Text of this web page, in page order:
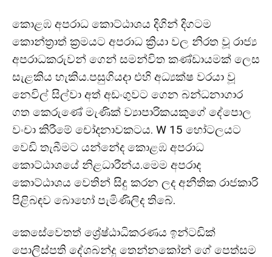
කොළඹ අපරාධ කොට්ඨාශය දිගින් දිගටම
කොන්ත්‍රාත් ක්‍රමයට අපරාධ ක්‍රියා වල නිරත වූ රාජ්‍ය
අපරාධකරුවන් ගෙන් සමන්විත කණ්ඩායමක් ලෙස
සැළකිය හැකිය.පසුගියදා එහි අධ්‍යක්ෂ වරයා වූ
නෙවිල් සිල්වා අත් අඩංගුවට ගෙන බන්ධනාගාර
ගත කෙරුණේ මැණික් ව්‍යාපාරිකයකුගේ දේපොල
වංචා කිරීමේ චෝදනාවකටය. W 15 හෝටලයට
වෙඩි තැබීමට යන්නේද කොළඹ අපරාධ
කොට්ඨාශයේ නිළධාරීන්ය.මෙම අපරාද
කොට්ඨාශය වෙතින් සිදු කරන ලද අනීතික රාජකාරි
පිළිබඳව බොහෝ පැමිණිලිද තිබේ.
කෙසේවෙතත් ශ්‍රේෂ්ඨාධිකරණය ඉන්ටඩික්
පොලිස්පති දේශබන්දු තෙන්නකෝන් ගේ පෙත්සම